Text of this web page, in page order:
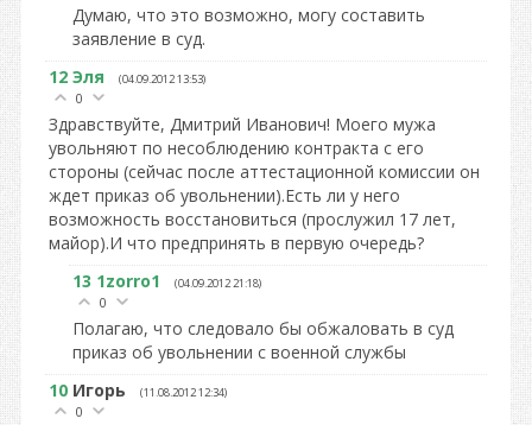
Думаю, что это возможно, могу составить
заявление в суд.
12 Эля (04.09.2012 13:53)
0
Здравствуйте, Дмитрий Иванович! Моего мужа
увольняют по несоблюдению контракта с его
стороны (сейчас после аттестационной комиссии он
ждет приказ об увольнении).Есть ли у него
возможность восстановиться (прослужил 17 лет,
майор).И что предпринять в первую очередь?
13 1zorro1 (04.09.2012 21:18)
0
Полагаю, что следовало бы обжаловать в суд
приказ об увольнении с военной службы
10 Игорь (11.08.2012 12:34)
0